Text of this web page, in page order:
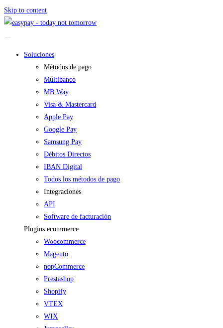
Skip to content
Soluciones
Métodos de pago
Multibanco
MB Way
Visa & Mastercard
Apple Pay
Google Pay
Samsung Pay
Débitos Directos
IBAN Digital
Todos los métodos de pago
Integraciones
API
Software de facturación
Plugins ecommerce
Woocommerce
Magento
nopCommerce
Prestashop
Shopify
VTEX
WIX